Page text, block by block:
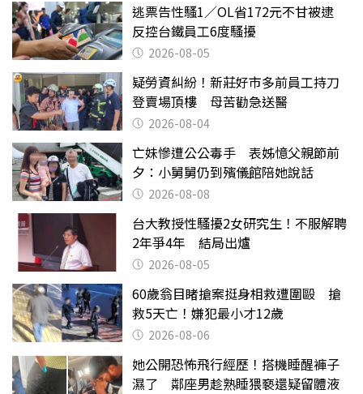
逃票告性騷1／OL省172元不甘被逮
反控台鐵員工6度騷擾
2026-08-05
疑勞資糾紛！新莊好市多前員工持刀
登賣場頂樓 母苦勸急送醫
2026-08-04
亡妹慘遭公公毒手 表姊憶父親節前
夕：小舅舅仍到殯儀館陪她說話
2026-08-08
台大教授性騷擾2女研究生！不服解聘
2年爭4年 結局出爐
2026-08-05
60歲翁目睹搶案挺身相救遭圍毆 搶
救5天亡！嫌犯最小才12歲
2026-08-06
她公開恐怖飛行經歷！搭機睡醒褲子
濕了 鄰座男趁熟睡猥褻還疑留體液